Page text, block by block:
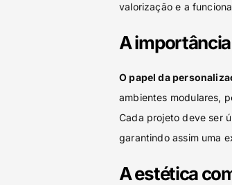
valorização e a
A
O papel da
ambientes modulares,
Cada projeto deve ser
garantindo assim uma
A estética